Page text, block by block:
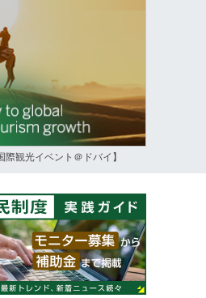
際観光イベント＠ドバイ】